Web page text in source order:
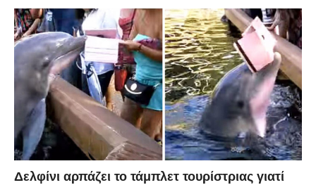
Δελφίνι αρπάζει το τάμπλετ τουρίστριας γιατί